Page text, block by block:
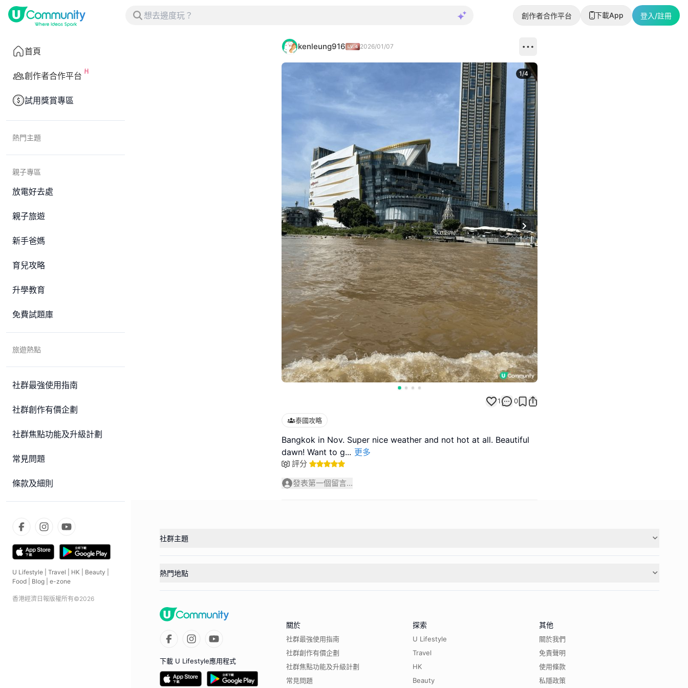
創作者合作平台 下載App 登入/註冊
首頁
創作者合作平台
試用獎賞專區
熱門主題
親子專區
放電好去處
親子旅遊
新手爸媽
育兒攻略
升學教育
免費試題庫
旅遊熱點
社群最強使用指南
社群創作有價企劃
社群焦點功能及升級計劃
常見問題
條款及細則
U Lifestyle Travel HK Beauty
Food
Blog e-zone
香港經濟日報版權所有©2026
kenleung916 2026/01/07
Next slide
1/4
1 0
泰國攻略
Bangkok in Nov. Super nice weather and not hot at all. Beautiful
dawn! Want to g... 更多
評分
發表第一個留言...
社群主題
熱門地點
下載 U Lifestyle應用程式
關於
社群最強使用指南
社群創作有價企劃
社群焦點功能及升級計劃
常見問題
探索
U Lifestyle
Travel
HK
Beauty
其他
關於我們
免責聲明
使用條款
私隱政策